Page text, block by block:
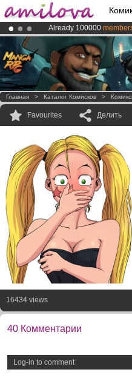
Already 100000
AmilovaKickstarter is
Premium membership
Главная > Каталог Комисков >
Favourites Делить
16434 views
40 Комментарии
Log-in to comment